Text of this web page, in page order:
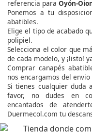
referencia para Oyón-
Ponemos a tu
abatibles.
Elige el tipo de acabado
polipiel.
Selecciona el color que
de cada modelo, y ¡listo!
Comprar canapés
nos encargamos del
Si tienes cualquier
favor, no dudes en
encantados de
Duermecol.com tu